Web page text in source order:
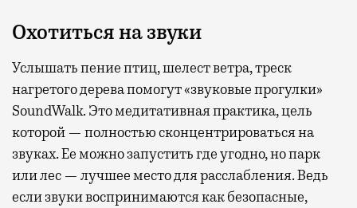
Охотиться на звуки
Услышать пение птиц, шелест ветра, треск
нагретого дерева помогут «звуковые прогулки»
SoundWalk. Это медитативная практика, цель
которой — полностью сконцентрироваться на
звуках. Ее можно запустить где угодно, но парк
или лес — лучшее место для расслабления. Ведь
если звуки воспринимаются как безопасные,